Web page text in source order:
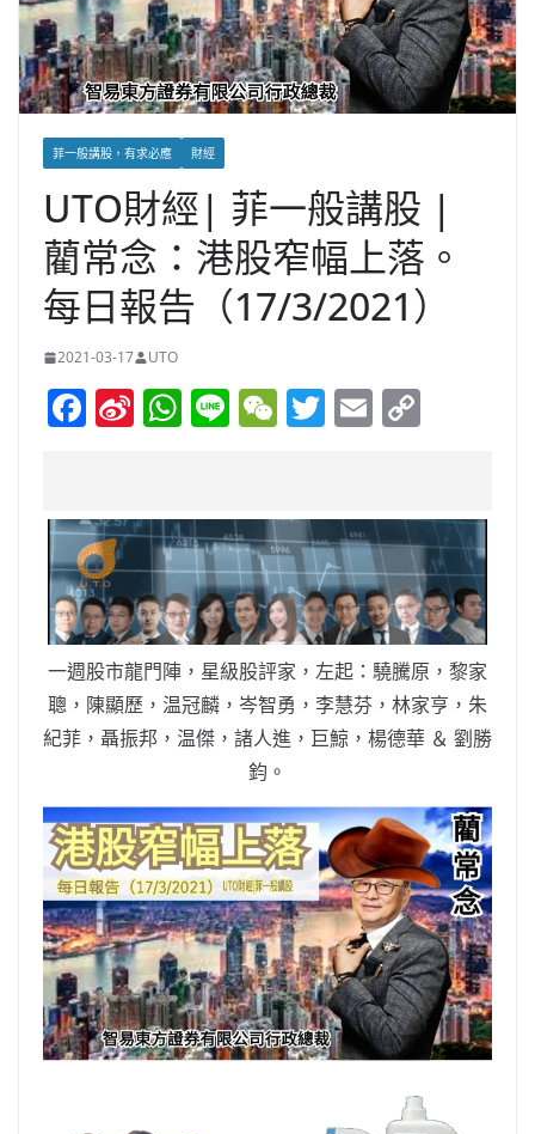
菲一般講股，有求必應 財經
UTO財經| 菲一般講股 |
藺常念：港股窄幅上落。
每日報告（17/3/2021）
2021-03-17 UTO
F
e
b
o
o
k
Si
W
ei
b
o
W
s
A
p
p
Li W
h
at
T
er
E
l y
Li
n
k
一週股市龍門陣，星級股評家，左起：驍騰原，黎家
聰，陳顯歷，温冠麟，岑智勇，李慧芬，林家亨，朱
紀菲，聶振邦，温傑，諸人進，巨鯨，楊德華 ＆ 劉勝
鈞。